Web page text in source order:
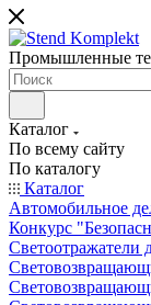
Промышленные
Каталог
По всему сайту
По каталогу
Каталог
Автомобильное
Конкурс
Светоотражатели